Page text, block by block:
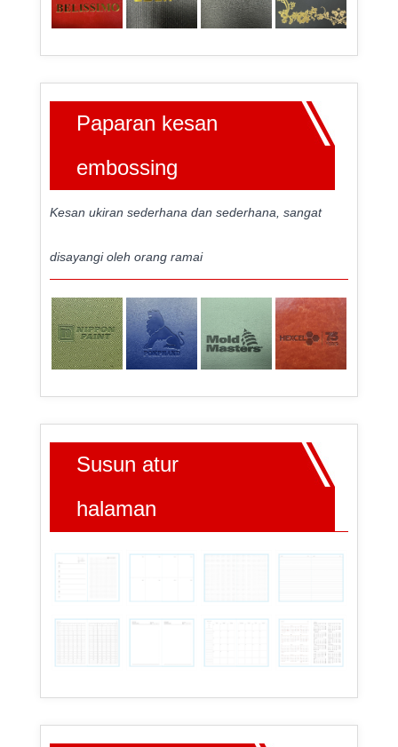
Paparan kesan
embossing
Kesan ukiran sederhana dan sederhana, sangat
disayangi oleh orang ramai
Susun atur
halaman